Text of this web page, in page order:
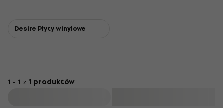
Desire Płyty winylowe
1 - 1 z 1 produktów